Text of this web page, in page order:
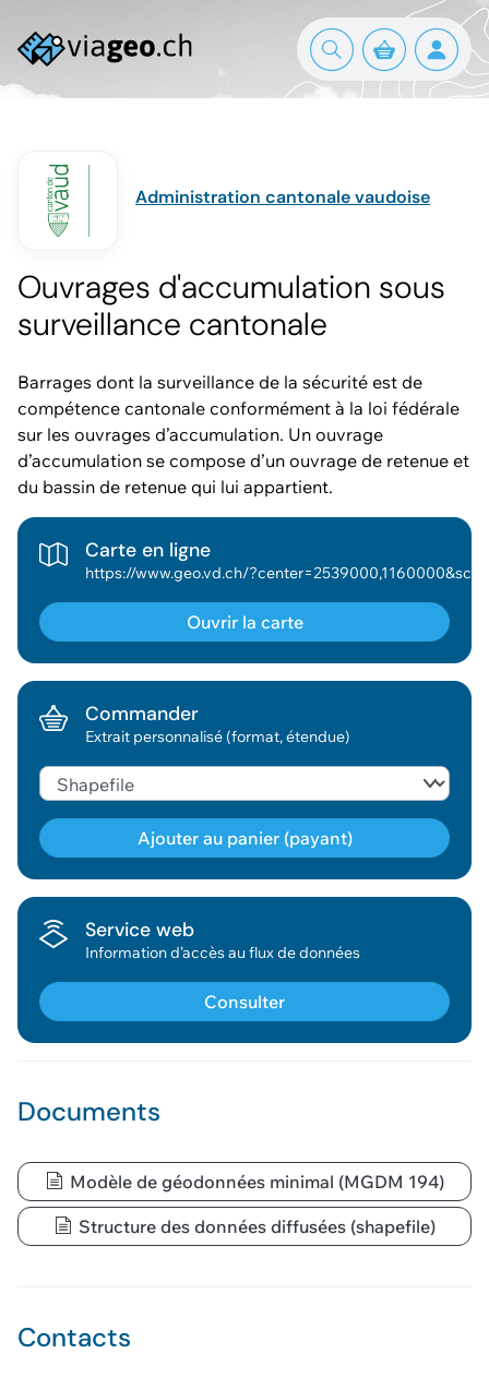
Administration cantonale vaudoise
Ouvrages d'accumulation sous
surveillance cantonale
Barrages dont la surveillance de la sécurité est de
compétence cantonale conformément à la loi fédérale
sur les ouvrages d’accumulation. Un ouvrage
d’accumulation se compose d’un ouvrage de retenue et
du bassin de retenue qui lui appartient.
Documents
Modèle de géodonnées minimal (MGDM 194)
Structure des données diffusées (shapefile)
Contacts
Carte en ligne
Ouvrir la carte
Commander
Extrait personnalisé (format, étendue)
Ajouter au panier (payant)
Géodonnée ajoutée au panier !
Voir le panier
Service web
Information d’accès au flux de données
Consulter